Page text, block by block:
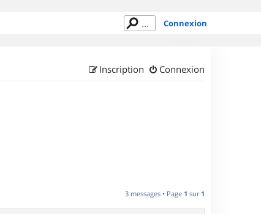
Connexion
Connexion
Inscription
3 messages • Page 1 sur 1